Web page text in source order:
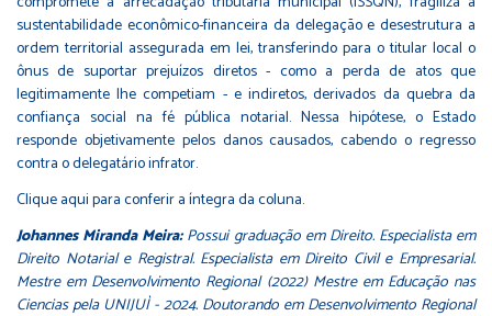
sustentabilidade econômico-financeira da delegação e desestrutura a
ordem territorial assegurada em lei, transferindo para o titular local o
ônus de suportar prejuízos diretos - como a perda de atos que
legitimamente lhe competiam - e indiretos, derivados da quebra da
confiança social na fé pública notarial. Nessa hipótese, o Estado
responde objetivamente pelos danos causados, cabendo o regresso
contra o delegatário infrator.
Cliqueaquipara conferir a íntegra da coluna.
Johannes Miranda Meira:Possui graduação em Direito. Especialista em
Direito Notarial e Registral. Especialista em Direito Civil e Empresarial.
Mestre em Desenvolvimento Regional (2022) Mestre em Educação nas
Ciencias pela UNIJUÌ - 2024. Doutorando em Desenvolvimento Regional